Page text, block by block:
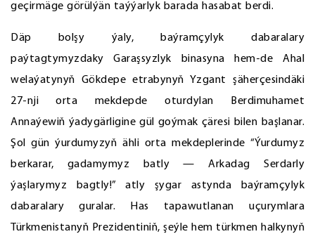
geçirmäge görülýän taýýarlyk barada hasabat berdi.
Däp bolşy ýaly, baýramçylyk dabaralary
paýtagtymyzdaky Garaşsyzlyk binasyna hem-de Ahal
welaýatynyň Gökdepe etrabynyň Yzgant şäherçesindäki
27-nji orta mekdepde oturdylan Berdimuhamet
Annaýewiň ýadygärligine gül goýmak çäresi bilen başlanar.
Şol gün ýurdumyzyň ähli orta mekdeplerinde “Ýurdumyz
berkarar, gadamymyz batly — Arkadag Serdarly
ýaşlarymyz bagtly!” atly şygar astynda baýramçylyk
dabaralary guralar. Has tapawutlanan uçurymlara
Türkmenistanyň Prezidentiniň, şeýle hem türkmen halkynyň